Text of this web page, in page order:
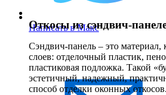
Написать в Макс
Откосы из сэндвич-
Сэндвич-панель – это материал,
слоев: отделочный пластик,
пластиковая подложка. Такой
эстетичный, надежный,
способ отделки оконных откосов.